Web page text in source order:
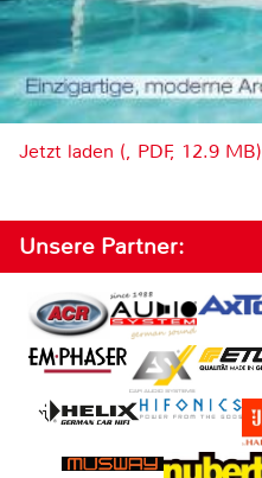
Jetzt laden (, PDF, 12.9 MB)
Unsere Partner: